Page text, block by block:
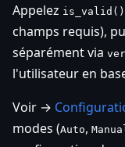
Appelez is_valid()
champs requis),
séparément via
l'utilisateur en
Voir →
modes (Auto,